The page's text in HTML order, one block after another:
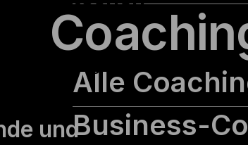
Alle
Business-
und